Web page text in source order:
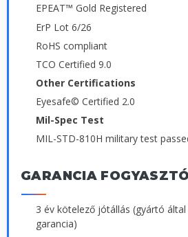
EPEAT™ Gold Registered
ErP Lot 6/26
RoHS compliant
TCO Certified 9.0
Other Certifications
Eyesafe© Certified 2.0
Mil-Spec Test
MIL-STD-810H military test
GARANCIA
3 év kötelező jótállás (gyártó
garancia)